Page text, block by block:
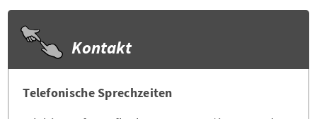
Kontakt
Telefonische Sprechzeiten